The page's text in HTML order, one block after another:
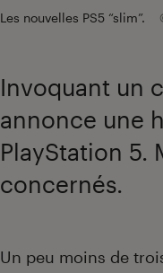
Les nouvelles PS5 “slim”.
Invoquant un
annonce une
PlayStation 5.
concernés.
Introduction
Un peu moins de